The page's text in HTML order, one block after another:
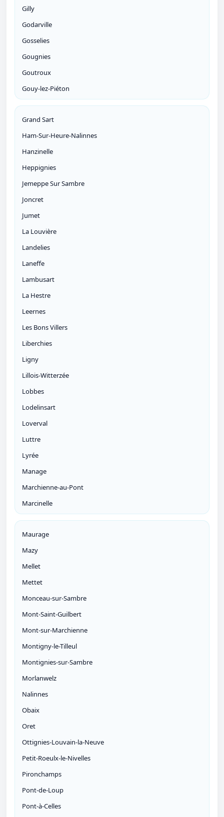
Gilly
Godarville
Gosselies
Gougnies
Goutroux
Gouy-lez-Piéton
Grand Sart
Ham-Sur-Heure-Nalinnes
Hanzinelle
Heppignies
Jemeppe Sur Sambre
Joncret
Jumet
La Louvière
Landelies
Laneffe
Lambusart
La Hestre
Leernes
Les Bons Villers
Liberchies
Ligny
Lillois-Witterzée
Lobbes
Lodelinsart
Loverval
Luttre
Lyrée
Manage
Marchienne-au-Pont
Marcinelle
Maurage
Mazy
Mellet
Mettet
Monceau-sur-Sambre
Mont-Saint-Guilbert
Mont-sur-Marchienne
Montigny-le-Tilleul
Montignies-sur-Sambre
Morlanwelz
Nalinnes
Obaix
Oret
Ottignies-Louvain-la-Neuve
Petit-Roeulx-le-Nivelles
Pironchamps
Pont-de-Loup
Pont-à-Celles